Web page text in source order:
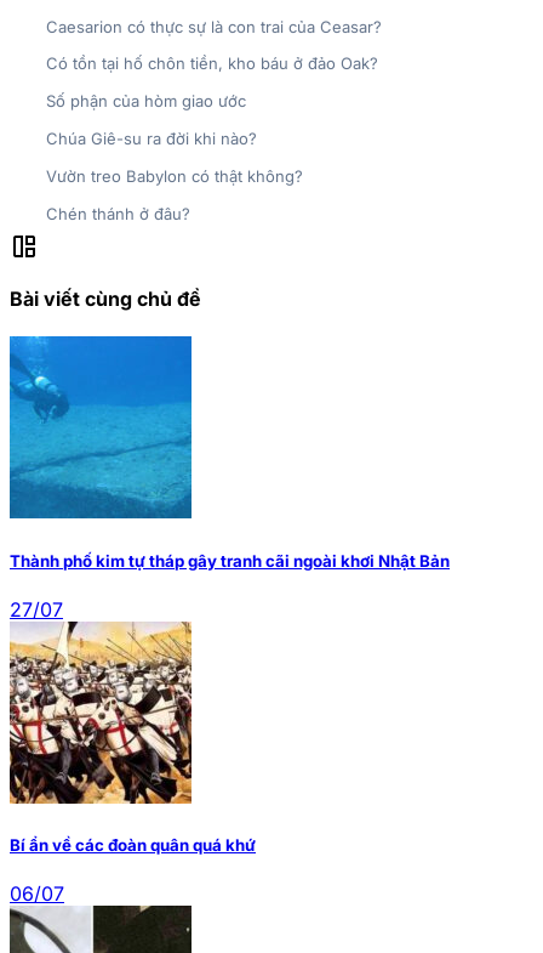
Caesarion có thực sự là con trai của Ceasar?
Có tồn tại hố chôn tiền, kho báu ở đảo Oak?
Số phận của hòm giao ước
Chúa Giê-su ra đời khi nào?
Vườn treo Babylon có thật không?
Chén thánh ở đâu?
auto_awesome_mosaic
Bài viết cùng chủ đề
Thành phố kim tự tháp gây tranh cãi ngoài khơi Nhật Bản
27/07
Bí ẩn về các đoàn quân quá khứ
06/07